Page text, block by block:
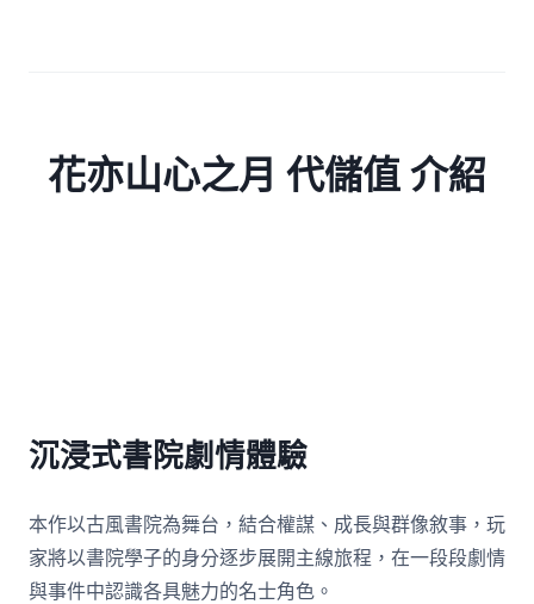
花亦山心之月 代儲值 介紹
沉浸式書院劇情體驗
本作以古風書院為舞台，結合權謀、成長與群像敘事，玩
家將以書院學子的身分逐步展開主線旅程，在一段段劇情
與事件中認識各具魅力的名士角色。